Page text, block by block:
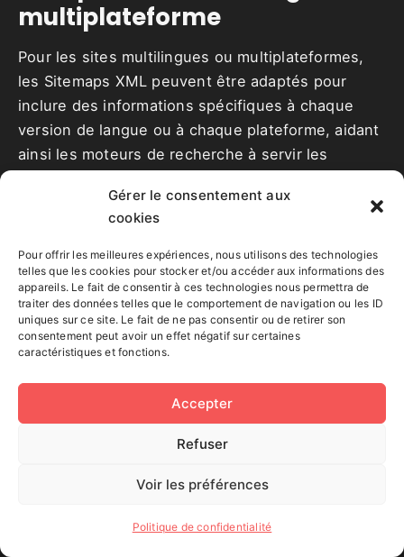
Gérer le consentement aux
cookies
Pour offrir les meilleures expériences, nous utilisons des technologies
telles que les cookies pour stocker et/ou accéder aux informations des
appareils. Le fait de consentir à ces technologies nous permettra de
traiter des données telles que le comportement de navigation ou les ID
uniques sur ce site. Le fait de ne pas consentir ou de retirer son
consentement peut avoir un effet négatif sur certaines
caractéristiques et fonctions.
Accepter
Refuser
Voir les préférences
Politique de confidentialité
multiplateforme
Pour les sites multilingues ou multiplateformes,
les Sitemaps XML peuvent être adaptés pour
inclure des informations spécifiques à chaque
version de langue ou à chaque plateforme, aidant
ainsi les moteurs de recherche à servir les
Suivi des performances
Les Sitemaps XML peuvent fournir des
informations sur les performances de l’indexation,
telles que le nombre de pages indexées par
rapport au nombre total de pages soumises. Cela
l’efficacité de leur stratégie d’indexation.
Le plan du site, également connu sous le nom de